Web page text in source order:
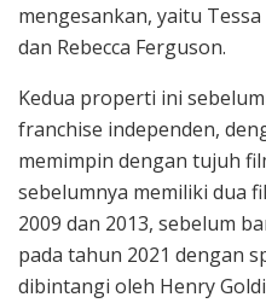
mengesankan, yaitu
dan Rebecca Ferguson.
Kedua properti ini
franchise independen,
memimpin dengan tujuh
sebelumnya memiliki dua
2009 dan 2013, sebelum
pada tahun 2021 dengan
dibintangi oleh Henry